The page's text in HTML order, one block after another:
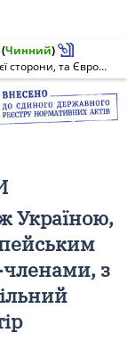
(Чинний)
Про ратифікацію Угоди між Україною, з однієї сторони, та Європейським Союзом і його державами-членами, з іншої сторони, про спільний авіаційний простір